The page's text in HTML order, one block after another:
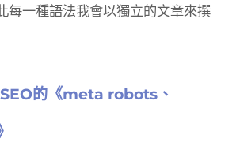
每一種語法我會以獨立的文章來撰
的《meta robots、